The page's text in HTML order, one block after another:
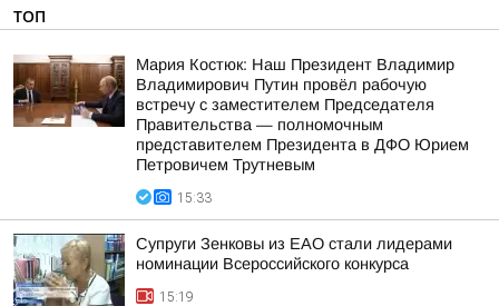
ТОП
Мария Костюк: Наш Президент Владимир
Владимирович Путин провёл рабочую
встречу с заместителем Председателя
Правительства — полномочным
представителем Президента в ДФО Юрием
Петровичем Трутневым
15:33
Супруги Зенковы из ЕАО стали лидерами
номинации Всероссийского конкурса
15:19